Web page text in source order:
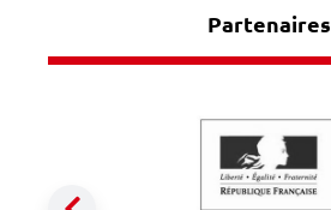
Partenaires